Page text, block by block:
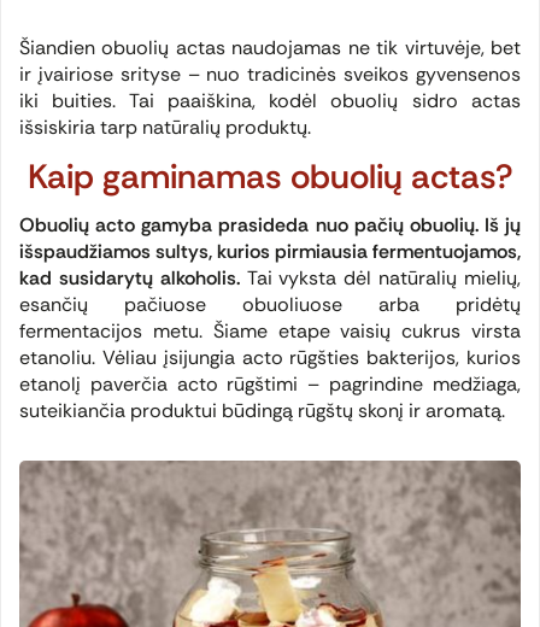
Šiandien obuolių actas naudojamas ne tik virtuvėje, bet
ir įvairiose srityse – nuo tradicinės sveikos gyvensenos
iki buities. Tai paaiškina, kodėl obuolių sidro actas
išsiskiria tarp natūralių produktų.
Kaip gaminamas obuolių actas?
Obuolių acto gamyba prasideda nuo pačių obuolių. Iš jų
išspaudžiamos sultys, kurios pirmiausia fermentuojamos,
kad susidarytų alkoholis. Tai vyksta dėl natūralių mielių,
esančių pačiuose obuoliuose arba pridėtų
fermentacijos metu. Šiame etape vaisių cukrus virsta
etanoliu. Vėliau įsijungia acto rūgšties bakterijos, kurios
etanolį paverčia acto rūgštimi – pagrindine medžiaga,
suteikiančia produktui būdingą rūgštų skonį ir aromatą.